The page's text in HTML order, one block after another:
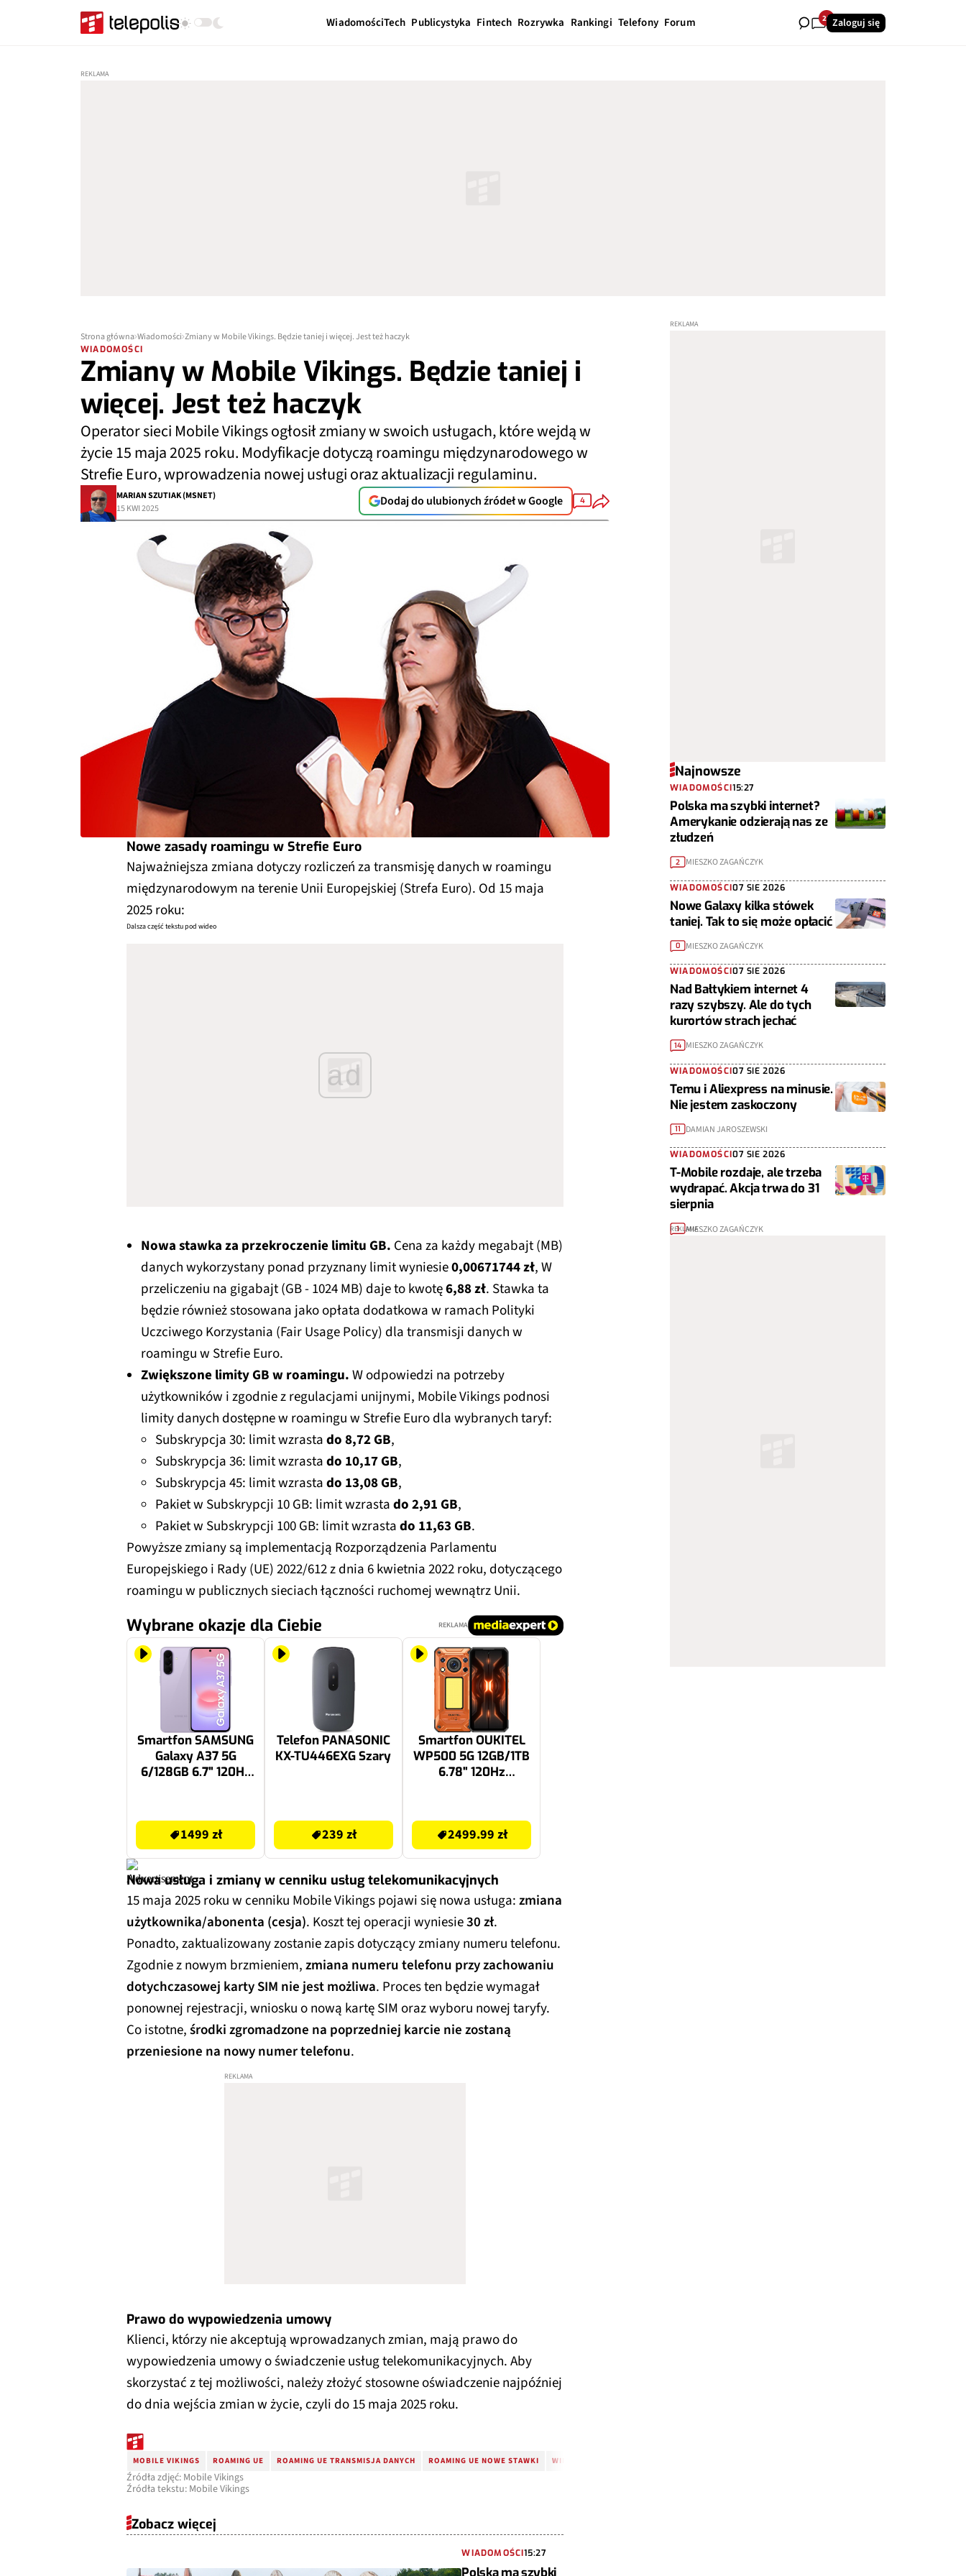
WiadomościTech Publicystyka Fintech Rozrywka Rankingi Telefony Forum 28Zaloguj się
Strona główna Wiadomości Zmiany w Mobile Vikings. Będzie taniej i więcej. Jest też haczyk
WIADOMOŚCI
Zmiany w Mobile Vikings. Będzie taniej i
więcej. Jest też haczyk
Operator sieci Mobile Vikings ogłosił zmiany w swoich usługach, które wejdą w
życie 15 maja 2025 roku. Modyfikacje dotyczą roamingu międzynarodowego w
Strefie Euro, wprowadzenia nowej usługi oraz aktualizacji regulaminu.
MARIAN SZUTIAK (MSNET)
15 KWI 2025
Dodaj do ulubionych źródeł w Google 4
Nowe zasady roamingu w Strefie Euro
Najważniejsza zmiana dotyczy rozliczeń za transmisję danych w roamingu
międzynarodowym na terenie Unii Europejskiej (Strefa Euro). Od 15 maja
2025 roku:
Dalsza część tekstu pod wideo
ad
Nowa stawka za przekroczenie limitu GB. Cena za każdy megabajt (MB)
danych wykorzystany ponad przyznany limit wyniesie0,00671744 zł, W
przeliczeniu na gigabajt (GB - 1024 MB) daje to kwotę6,88 zł. Stawka ta
będzie również stosowana jako opłata dodatkowa w ramach Polityki
Uczciwego Korzystania (Fair Usage Policy) dla transmisji danych w
roamingu w Strefie Euro.
Zwiększone limity GB w roamingu.W odpowiedzi na potrzeby
użytkowników i zgodnie z regulacjami unijnymi, Mobile Vikings podnosi
limity danych dostępne w roamingu w Strefie Euro dla wybranych taryf:
Subskrypcja 30: limit wzrastado 8,72 GB,
Subskrypcja 36: limit wzrastado 10,17 GB,
Subskrypcja 45: limit wzrastado 13,08 GB,
Pakiet w Subskrypcji 10 GB: limit wzrastado 2,91 GB,
Pakiet w Subskrypcji 100 GB: limit wzrastado 11,63 GB.
Powyższe zmiany są implementacją Rozporządzenia Parlamentu
Europejskiego i Rady (UE) 2022/612 z dnia 6 kwietnia 2022 roku, dotyczącego
roamingu w publicznych sieciach łączności ruchomej wewnątrz Unii.
Wybrane okazje dla Ciebie REKLAMA
Smartfon SAMSUNG
Galaxy A37 5G
6/128GB 6.7" 120Hz
1499 zł
Telefon PANASONIC
KX-TU446EXG Szary
239 zł
Smartfon OUKITEL
WP500 5G 12GB/1TB
6.78" 120Hz
2499.99 zł
Nowa usługa i zmiany w cenniku usług telekomunikacyjnych
15 maja 2025 roku w cenniku Mobile Vikings pojawi się nowa usługa:zmiana
użytkownika/abonenta (cesja). Koszt tej operacji wyniesie30 zł.
Ponadto, zaktualizowany zostanie zapis dotyczący zmiany numeru telefonu.
Zgodnie z nowym brzmieniem,zmiana numeru telefonu przy zachowaniu
dotychczasowej karty SIM nie jest możliwa. Proces ten będzie wymagał
ponownej rejestracji, wniosku o nową kartę SIM oraz wyboru nowej taryfy.
Co istotne,środki zgromadzone na poprzedniej karcie nie zostaną
przeniesione na nowy numer telefonu.
Prawo do wypowiedzenia umowy
Klienci, którzy nie akceptują wprowadzanych zmian, mają prawo do
wypowiedzenia umowy o świadczenie usług telekomunikacyjnych. Aby
skorzystać z tej możliwości, należy złożyć stosowne oświadczenie najpóźniej
do dnia wejścia zmian w życie, czyli do 15 maja 2025 roku.
MOBILE VIKINGS ROAMING UE ROAMING UE TRANSMISJA DANYCH ROAMING UE NOWE STAWKI WIĘCEJ GB W ROAMINGU UE
Źródła zdjęć: Mobile Vikings
Źródła tekstu: Mobile Vikings
Zobacz więcej
WIADOMOŚCI15:27
Polska ma szybki
Najnowsze
WIADOMOŚCI15:27
Polska ma szybki internet?
Amerykanie odzierają nas ze
złudzeń
2 MIESZKO ZAGAŃCZYK
WIADOMOŚCI07 SIE 2026
Nowe Galaxy kilka stówek
taniej. Tak to się może opłacić
0 MIESZKO ZAGAŃCZYK
WIADOMOŚCI07 SIE 2026
Nad Bałtykiem internet 4
razy szybszy. Ale do tych
kurortów strach jechać
14 MIESZKO ZAGAŃCZYK
WIADOMOŚCI07 SIE 2026
Temu i Aliexpress na minusie.
Nie jestem zaskoczony
11 DAMIAN JAROSZEWSKI
WIADOMOŚCI07 SIE 2026
T-Mobile rozdaje, ale trzeba
wydrapać. Akcja trwa do 31
sierpnia
1 MIESZKO ZAGAŃCZYK